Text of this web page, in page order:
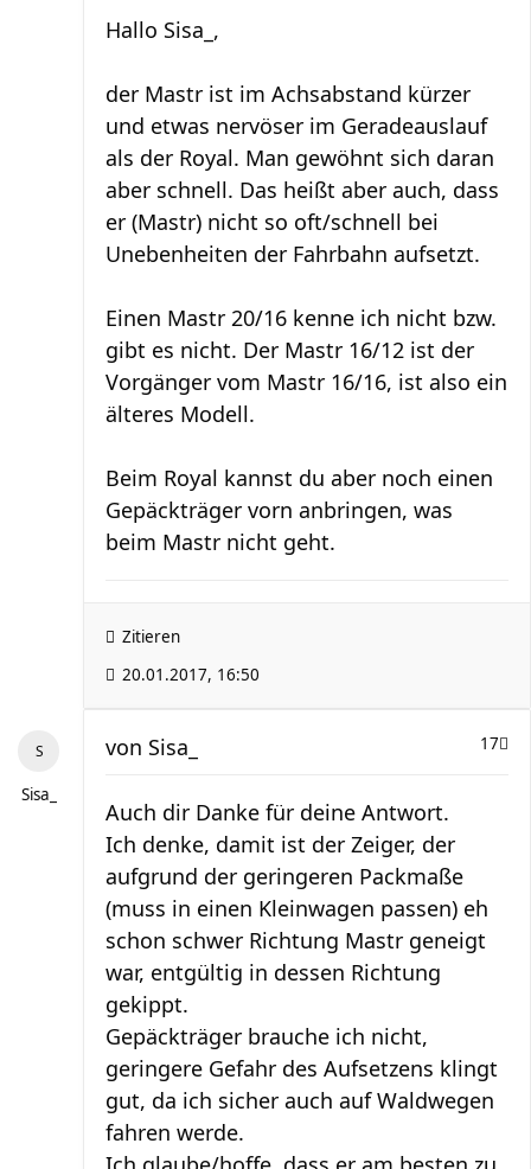
Hallo Sisa_,
der Mastr ist im Achsabstand kürzer
und etwas nervöser im Geradeauslauf
als der Royal. Man gewöhnt sich daran
aber schnell. Das heißt aber auch, dass
er (Mastr) nicht so oft/schnell bei
Unebenheiten der Fahrbahn aufsetzt.
Einen Mastr 20/16 kenne ich nicht bzw.
gibt es nicht. Der Mastr 16/12 ist der
Vorgänger vom Mastr 16/16, ist also ein
älteres Modell.
Beim Royal kannst du aber noch einen
Gepäckträger vorn anbringen, was
beim Mastr nicht geht.
Zitieren
20.01.2017, 16:50
Sisa_
17
von Sisa_
Auch dir Danke für deine Antwort.
Ich denke, damit ist der Zeiger, der
aufgrund der geringeren Packmaße
(muss in einen Kleinwagen passen) eh
schon schwer Richtung Mastr geneigt
war, entgültig in dessen Richtung
gekippt.
Gepäckträger brauche ich nicht,
geringere Gefahr des Aufsetzens klingt
gut, da ich sicher auch auf Waldwegen
fahren werde.